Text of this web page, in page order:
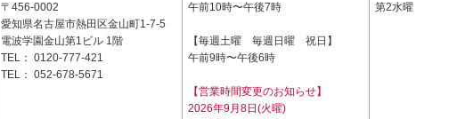
〒456-0002
愛知県名古屋市熱田区金山町1-7-5
電波学園金山第1ビル 1階
TEL： 0120-777-421
TEL： 052-678-5671
午前10時〜午後7時
【毎週土曜 毎週日曜 祝日】
午前9時〜午後6時
【営業時間変更のお知らせ】
2026年9月8日(火曜)
第2水曜